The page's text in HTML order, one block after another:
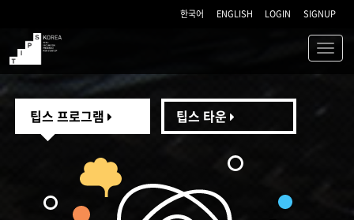
한국어 ENGLISH LOGIN SIGNUP
TIPS
팁스 프로그램 팁스 타운